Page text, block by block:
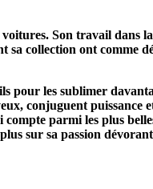
Son travail dans
sa collection ont
pour les sublimer
conjuguent puissance
parmi les plus
sur sa passion